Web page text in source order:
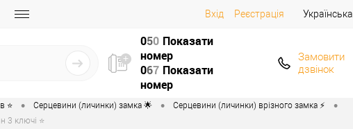
Вхід Реєстрація Українська
050 Показати
номер
067 Показати
номер
Замовити
дзвінок
⭐ • Серцевини (личинки) замка 🌟 • Серцевини (личинки) врізного замка ⚡️ •
3 ключі ⭐